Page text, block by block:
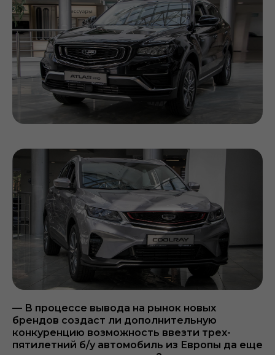
— В процессе вывода на рынок новых
брендов создаст ли дополнительную
конкуренцию возможность ввезти трех-
пятилетний б/у автомобиль из Европы да еще